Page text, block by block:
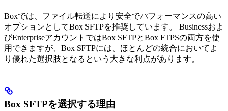
Boxでは、ファイル転送により安全でパフォーマンスの高い
オプションとしてBox SFTPを推奨しています。 Businessおよ
びEnterpriseアカウントではBox SFTPとBox FTPSの両方を使
用できますが、Box SFTPには、ほとんどの統合においてよ
り優れた選択肢となるという大きな利点があります。
Box SFTPを選択する理由